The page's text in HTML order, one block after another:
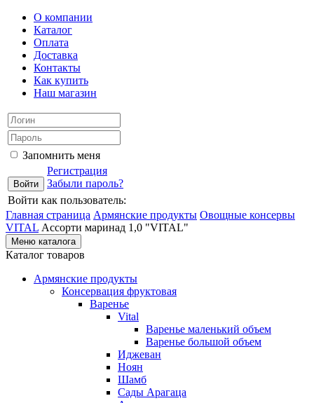
О компании
Каталог
Оплата
Доставка
Контакты
Как купить
Наш магазин
Запомнить меня
Регистрация
Забыли пароль?
Войти как пользователь:
Главная страница Армянские продукты Овощные консервы
VITAL Ассорти маринад 1,0 "VITAL"
Меню каталога
Каталог товаров
Армянские продукты
Консервация фруктовая
Варенье
Vital
Варенье маленький объем
Варенье большой объем
Иджеван
Ноян
Шамб
Сады Арагаца